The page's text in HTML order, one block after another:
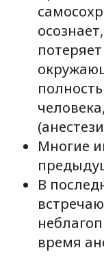
Многие
В
время